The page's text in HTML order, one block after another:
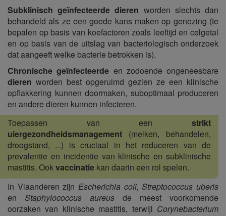
Subklinisch geïnfecteerde dieren worden slechts dan
behandeld als ze een goede kans maken op genezing (te
bepalen op basis van koefactoren zoals leeftijd en celgetal
en op basis van de uitslag van bacteriologisch onderzoek
dat aangeeft welke bacterie betrokken is).
Chronische geïnfecteerde en zodoende ongeneesbare
dieren worden best opgeruimd gezien ze een klinische
opflakkering kunnen doormaken, suboptimaal produceren
en andere dieren kunnen infecteren.
Toepassen van een strikt
uiergezondheidsmanagement (melken, behandelen,
droogstand, ...) is cruciaal in het reduceren van de
prevalentie en incidentie van klinische en subklinische
mastitis. Ookvaccinatie kan daarin een rol spelen.
In Vlaanderen zijn Escherichia coli, Streptococcus uberis
en Staphylococcus aureus de meest voorkomende
oorzaken van klinische mastitis, terwijl Corynebacterium